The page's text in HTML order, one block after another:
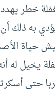
خطر
به ذلك
حياة
يخيل له
حتى